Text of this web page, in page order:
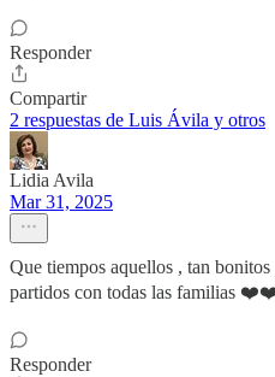
Responder
Compartir
2 respuestas de Luis Ávila y otros
Lidia Avila
Mar 31, 2025
Que tiempos aquellos , tan
partidos con todas las familias
Responder